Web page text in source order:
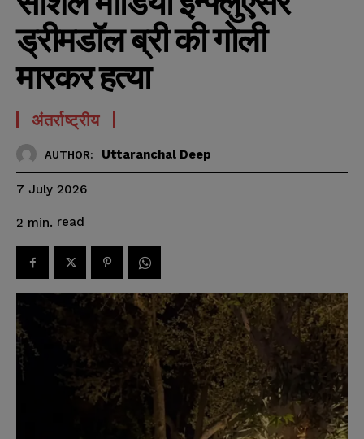
ड्रीमडॉल ब्री की गोली
मारकर हत्या
अंतर्राष्ट्रीय
AUTHOR: Uttaranchal Deep
7 July 2026
2 min. read